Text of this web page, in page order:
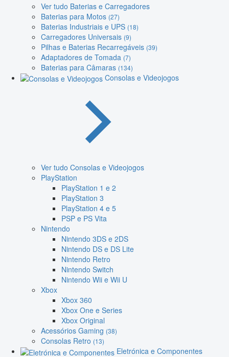
Ver tudo Baterias e Carregadores
Baterias para Motos (27)
Baterias Industriais e UPS (18)
Carregadores Universais (9)
Pilhas e Baterias Recarregáveis (39)
Adaptadores de Tomada (7)
Baterias para Câmaras (134)
Consolas e Videojogos
Ver tudo Consolas e Videojogos
PlayStation
PlayStation 1 e 2
PlayStation 3
PlayStation 4 e 5
PSP e PS Vita
Nintendo
Nintendo 3DS e 2DS
Nintendo DS e DS Lite
Nintendo Retro
Nintendo Switch
Nintendo Wii e Wii U
Xbox
Xbox 360
Xbox One e Series
Xbox Original
Acessórios Gaming (38)
Consolas Retro (13)
Eletrónica e Componentes